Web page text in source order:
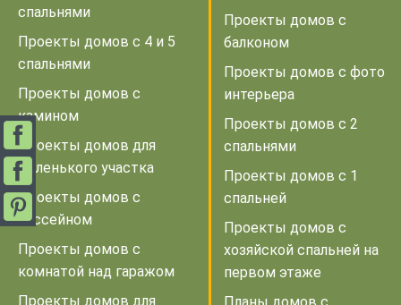
спальнями
Проекты домов с 4 и 5
спальнями
Проекты домов с
камином
Проекты домов для
маленького участка
Проекты домов с
бассейном
Проекты домов с
комнатой над гаражом
Проекты домов для
Проекты домов с
балконом
Проекты домов с фото
интерьера
Проекты домов с 2
спальнями
Проекты домов с 1
спальней
Проекты домов с
хозяйской спальней на
первом этаже
Планы домов с